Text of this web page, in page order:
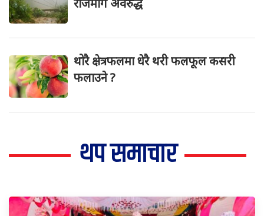
थोरै क्षेत्रफलमा धेरै थरी फलफूल कसरी
फलाउने ?
थप समाचार